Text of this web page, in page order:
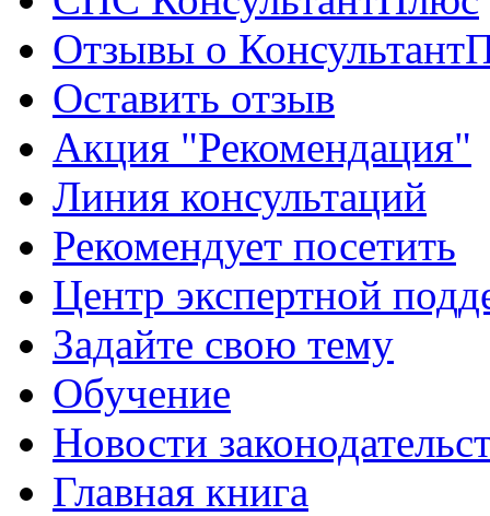
Отзывы о
Оставить отзыв
Акция "Рекомендация"
Линия консультаций
Рекомендует посетить
Центр экспертной
Задайте свою тему
Обучение
Новости
Главная книга